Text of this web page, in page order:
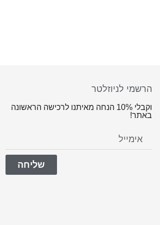
הרשמי לניוזלטר
וקבלי 10% הנחה מאיתנו לרכישה הראשונה
באתר!
שליחה